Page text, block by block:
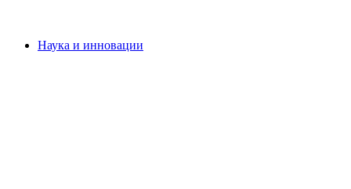
Наука и инновации